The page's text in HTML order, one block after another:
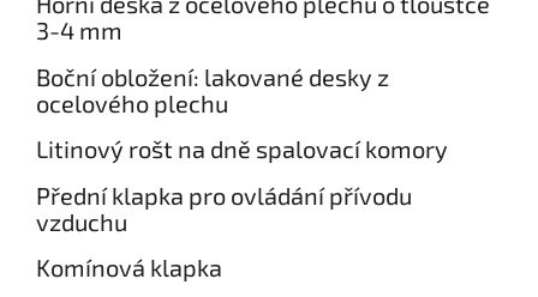
3-4 mm
Boční obložení: lakované desky z
ocelového plechu
Litinový rošt na dně spalovací komory
Přední klapka pro ovládání přívodu
vzduchu
Komínová klapka